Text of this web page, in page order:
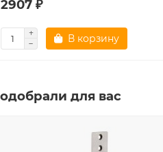
2907 ₽
В корзину
для вас